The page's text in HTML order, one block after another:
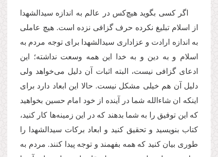
اگر کسی بگوید هیچ‌کس در عالم به اندازه سیدالشهدا
از اسلام تبلیغ نکرده حرف گزافی نزده است. هیچ عاملی
به اندازه ارادت و عزاداری سیدالشهدا برای توجه مردم به
اسلام و به دین و به خدا این همه وسعت نداشته؛ این
ادعای گزافی نیست، البته اثبات آن دلیل می‌خواهد ولی
دلیل آن هم خیلی مشکل نیست. حالا این ابعاد دارد برای
اینکه ان شاء‌الله شما در آينده از خود امام حسین بخواهید
که این توفیق را به شما بدهند که در این زمینه‌ها کار کنید،
کتاب بنویسید و تحقیق کنید و ابعاد برکات سیدالشهدا را
طوری بیان کنید که همه بفهمند و توجه پیدا کنند. مردم به